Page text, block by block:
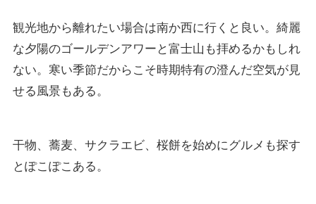
観光地から離れたい場合は南か西に行くと良い。綺麗
な夕陽のゴールデンアワーと富士山も拝めるかもしれ
ない。寒い季節だからこそ時期特有の澄んだ空気が見
せる風景もある。
干物、蕎麦、サクラエビ、桜餅を始めにグルメも探す
とぽこぽこある。